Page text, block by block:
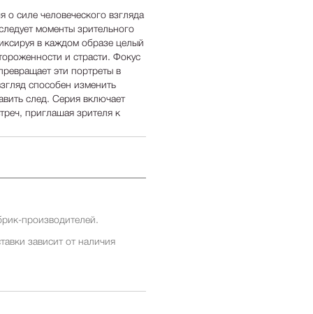
о силе человеческого взгляда
моменты зрительного
в каждом образе целый
и страсти. Фокус
эти портреты в
способен изменить
след. Серия включает
приглашая зрителя к
производителей.
зависит от наличия